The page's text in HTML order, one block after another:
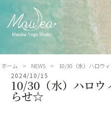
ホーム > NEWS > 10/30（水）ハロウ
2024/10/15
10/30（水）ハロウ
らせ☆